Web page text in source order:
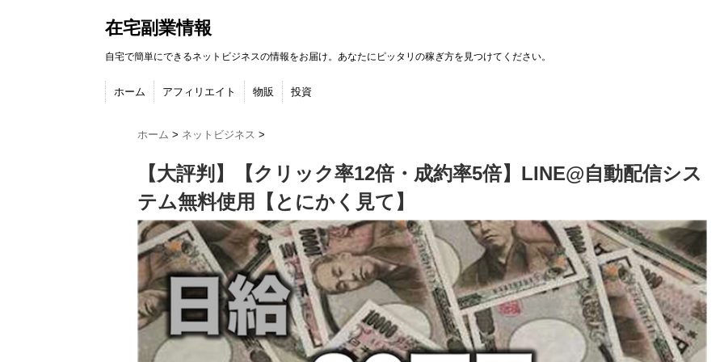
在宅副業情報
自宅で簡単にできるネットビジネスの情報をお届け。あなたにピッタリの稼ぎ方を見つけてください。
ホーム アフィリエイト 物販 投資
ホーム > ネットビジネス >
【大評判】【クリック率12倍・成約率5倍】LINE@自動配信シス
テム無料使用【とにかく見て】